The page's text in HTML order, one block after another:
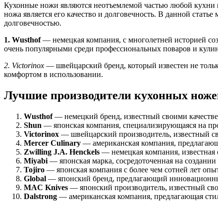
Кухонные ножи являются неотъемлемой частью любой кухни
ножа является его качество и долговечность. В данной
долговечностью.
1. Wusthof— немецкая компания, с многолетней историей
очень популярными среди профессиональных поваров и
2. Victorinox — швейцарский бренд, который известен не
комфортом в использовании.
Лучшие производители кухонных
Wusthof— немецкий бренд, известный своими
Shun — японская компания, специализирующаяся на
Victorinox — швейцарский производитель, известный
Mercer Culinary — американская компания,
Zwilling J.A. Henckels — немецкая компания,
Miyabi — японская марка, сосредоточенная на
Tojiro — японская компания с более чем сотней лет
Global — японский бренд, предлагающий
MAC Knives — японский производитель, известный
Dalstrong — американская компания, предлагающая